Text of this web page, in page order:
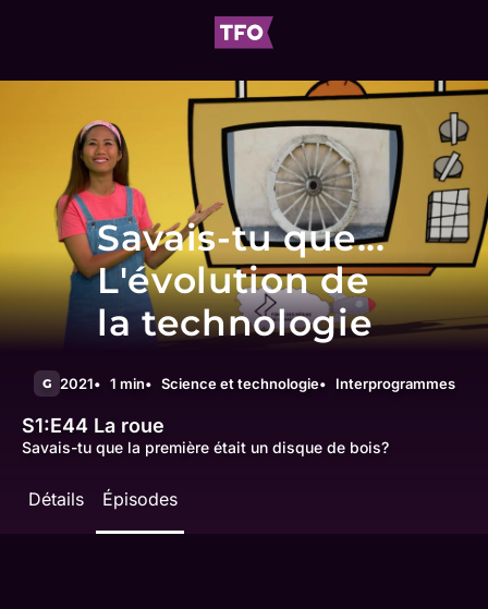
Savais-tu que...
L'évolution de
la technologie
G 2021 1 min Science et technologie Interprogrammes
S1:E44 La roue
Savais-tu que la première était un disque de bois?
Détails Épisodes